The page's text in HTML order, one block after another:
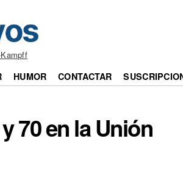
HUMOR CONTACTAR
70 en la Unión